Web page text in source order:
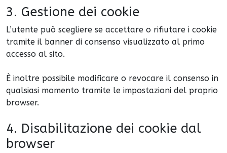
3. Gestione dei cookie
L’utente può scegliere se accettare o rifiutare i cookie
tramite il banner di consenso visualizzato al primo
accesso al sito.
È inoltre possibile modificare o revocare il consenso in
qualsiasi momento tramite le impostazioni del proprio
browser.
4. Disabilitazione dei cookie dal
browser